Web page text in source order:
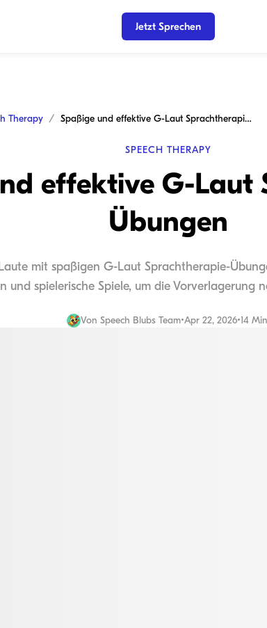
Jetzt Sprechen
Therapy Spaßige und effektive G-Laut Sprachtherapie-Übungen
SPEECH THERAPY
effektive G-Laut
Übungen
mit spaßigen G-Laut Sprachtherapie-
und spielerische Spiele, um die Vorverlagerung
Von Speech Blubs Team•Apr 22, 2026•14